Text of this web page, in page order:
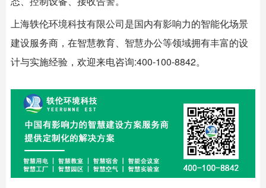
上海轶伦环境科技有限公司是国内有影响力的智能化场景
建设服务商，在智慧教育、智慧办公等领域拥有丰富的设
计与实施经验，欢迎来电咨询:400-100-8842。